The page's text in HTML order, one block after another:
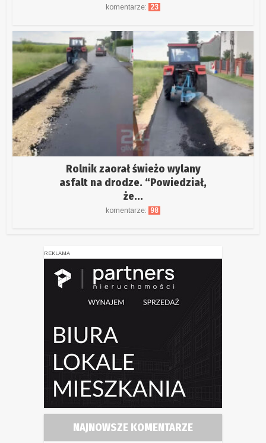
komentarze: 23
Rolnik zaorał świeżo wylany
asfalt na drodze. “Powiedział,
że...
komentarze: 98
REKLAMA
NAJNOWSZE KOMENTARZE